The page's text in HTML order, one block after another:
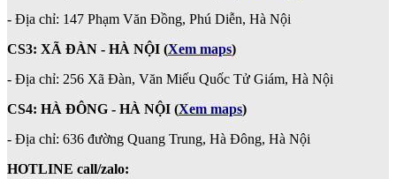
- Địa chỉ: 147 Phạm Văn Đồng, Phú Diễn, Hà Nội
CS3: XÃ ĐÀN - HÀ NỘI (Xem maps)
- Địa chỉ: 256 Xã Đàn, Văn Miếu Quốc Tử Giám, Hà Nội
CS4: HÀ ĐÔNG - HÀ NỘI (Xem maps)
- Địa chỉ: 636 đường Quang Trung, Hà Đông, Hà Nội
HOTLINE call/zalo: